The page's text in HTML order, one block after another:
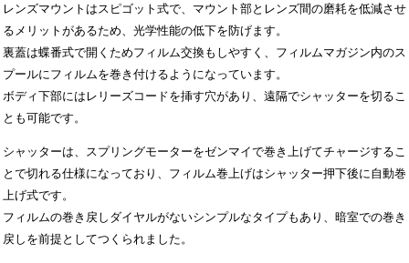
レンズマウントはスピゴット式で、マウント部とレンズ間の磨耗を低減させ
るメリットがあるため、光学性能の低下を防げます。
裏蓋は蝶番式で開くためフィルム交換もしやすく、フィルムマガジン内のス
プールにフィルムを巻き付けるようになっています。
ボディ下部にはレリーズコードを挿す穴があり、遠隔でシャッターを切るこ
とも可能です。
シャッターは、スプリングモーターをゼンマイで巻き上げてチャージするこ
とで切れる仕様になっており、フィルム巻上げはシャッター押下後に自動巻
上げ式です。
フィルムの巻き戻しダイヤルがないシンプルなタイプもあり、暗室での巻き
戻しを前提としてつくられました。